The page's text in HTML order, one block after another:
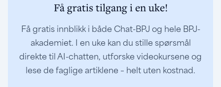
Få gratis tilgang i en uke!
Få gratis innblikk i både Chat-BPJ og hele BPJ-
akademiet. I en uke kan du stille spørsmål
direkte til AI-chatten, utforske videokursene og
lese de faglige artiklene – helt uten kostnad.